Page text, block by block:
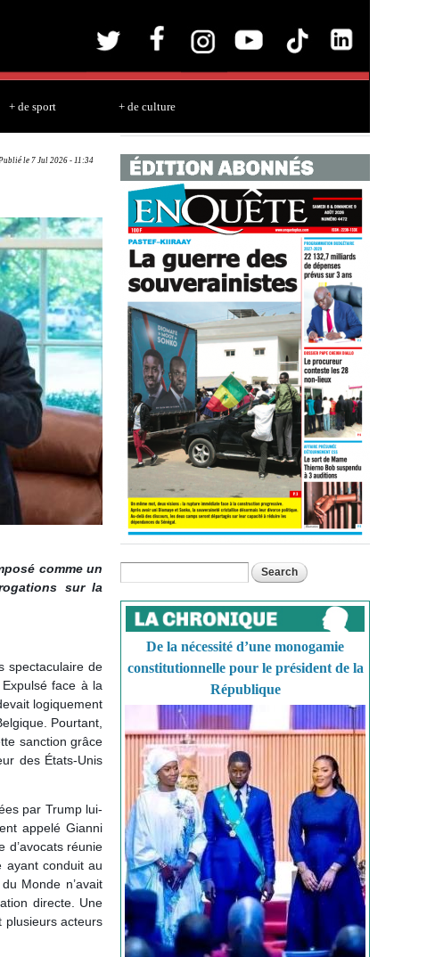
+ de sport + de culture
le 7 Jul 2026 - 11:34
comme un
sur la
spectaculaire de
face à la
logiquement
Pourtant,
sanction grâce
des États-Unis
par Trump lui-
appelé Gianni
d’avocats réunie
ayant conduit au
Monde n’avait
directe. Une
plusieurs acteurs
Search form
De la nécessité d’une monogamie
constitutionnelle pour le président de la
République